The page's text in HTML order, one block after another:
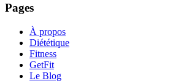
Pages
À propos
Diététique
Fitness
GetFit
Le Blog